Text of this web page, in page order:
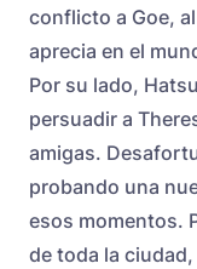
conflicto a Goe,
aprecia en el
Por su lado,
persuadir a
amigas.
probando una
esos momentos.
de toda la